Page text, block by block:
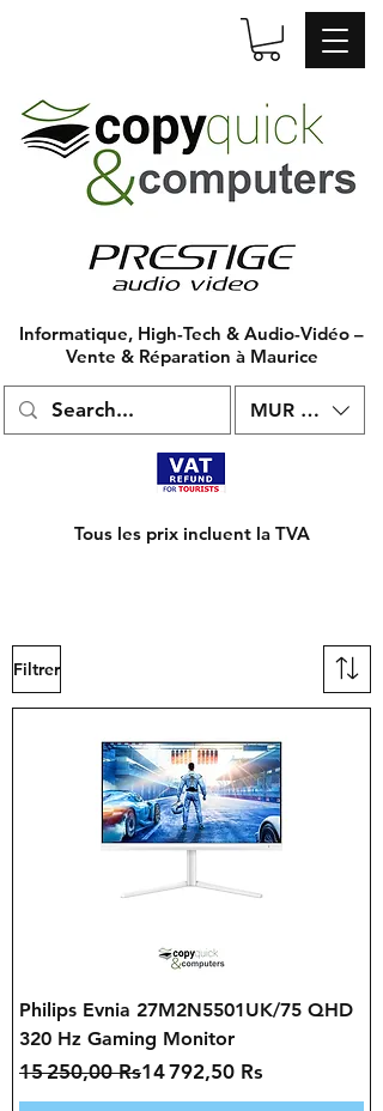
MUR (₨)
Tous les prix incluent la TVA
Informatique, High-Tech & Audio-Vidéo –
Vente & Réparation à Maurice
Filtrer
Philips Evnia 27M2N5501UK/75 QHD
320 Hz Gaming Monitor
Prix original
15 250,00 Rs
Prix promotionnel14 792,50 Rs